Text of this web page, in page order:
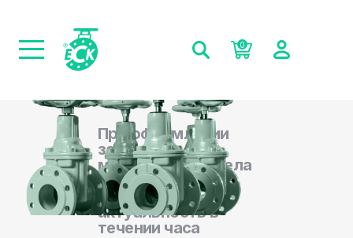
0
При оформлении
заказа на сайте,
менеджеры отдела
продаж
подтверждают
актуальность в
течении часа